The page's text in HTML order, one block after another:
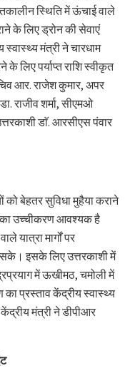
स्थिति में ऊंचाई वाले
के लिए ड्रोन की सेवाएं
मंत्री ने चारधाम
लिए पर्याप्त राशि स्वीकृत
आर. राजेश कुमार, अपर
राजीव शर्मा, सीएमओ
डाॅ. आरसीएस पंवार
को बेहतर सुविधा मुहैया कराने
का उच्चीकरण आवश्यक है
यात्रा मार्गों पर
इसके लिए उत्तरकाशी में
में ऊखीमठ, चमोली में
प्रस्ताव केंद्रीय स्वास्थ्य
मंत्री ने डीपीआर